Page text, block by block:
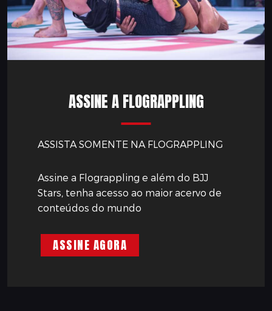
ASSINE A FLOGRAPPLING
ASSISTA SOMENTE NA FLOGRAPPLING
Assine a Flograppling e além do BJJ
Stars, tenha acesso ao maior acervo de
conteúdos do mundo
ASSINE AGORA